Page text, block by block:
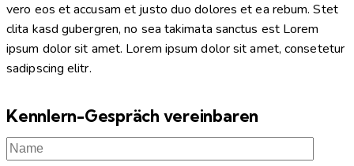
vero eos et accusam et justo duo dolores et ea rebum. Stet
clita kasd gubergren, no sea takimata sanctus est Lorem
ipsum dolor sit amet. Lorem ipsum dolor sit amet, consetetur
sadipscing elitr.
Kennlern-Gespräch vereinbaren